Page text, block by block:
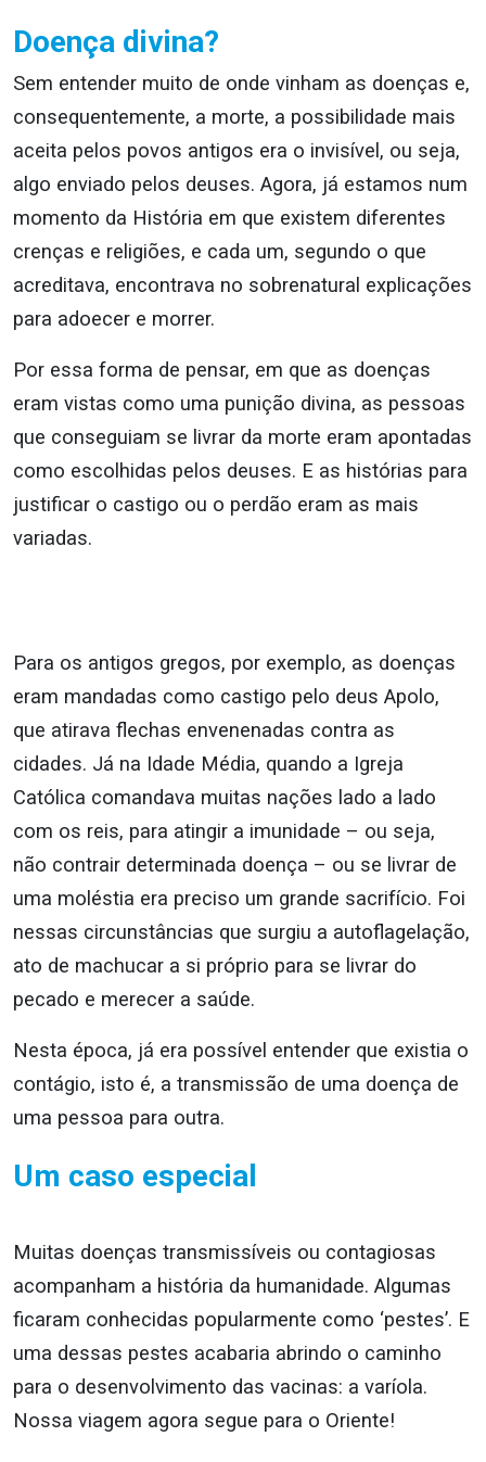
Doença divina?
Sem entender muito de onde vinham as doenças e,
consequentemente, a morte, a possibilidade mais
aceita pelos povos antigos era o invisível, ou seja,
algo enviado pelos deuses. Agora, já estamos num
momento da História em que existem diferentes
crenças e religiões, e cada um, segundo o que
acreditava, encontrava no sobrenatural explicações
para adoecer e morrer.
Por essa forma de pensar, em que as doenças
eram vistas como uma punição divina, as pessoas
que conseguiam se livrar da morte eram apontadas
como escolhidas pelos deuses. E as histórias para
justificar o castigo ou o perdão eram as mais
variadas.
Para os antigos gregos, por exemplo, as doenças
eram mandadas como castigo pelo deus Apolo,
que atirava flechas envenenadas contra as
cidades. Já na Idade Média, quando a Igreja
Católica comandava muitas nações lado a lado
com os reis, para atingir a imunidade – ou seja,
não contrair determinada doença – ou se livrar de
uma moléstia era preciso um grande sacrifício. Foi
nessas circunstâncias que surgiu a autoflagelação,
ato de machucar a si próprio para se livrar do
pecado e merecer a saúde.
Nesta época, já era possível entender que existia o
contágio, isto é, a transmissão de uma doença de
uma pessoa para outra.
Um caso especial
Muitas doenças transmissíveis ou contagiosas
acompanham a história da humanidade. Algumas
ficaram conhecidas popularmente como ‘pestes’. E
uma dessas pestes acabaria abrindo o caminho
para o desenvolvimento das vacinas: a varíola.
Nossa viagem agora segue para o Oriente!